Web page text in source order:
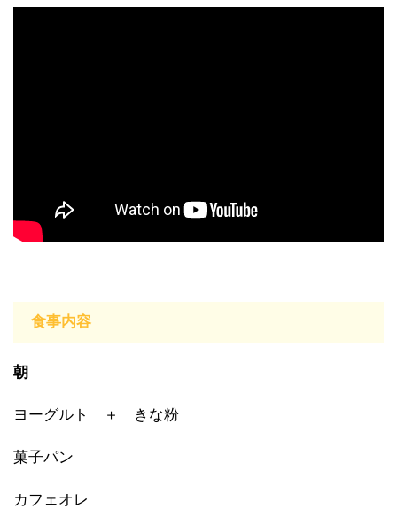
食事内容
朝
ヨーグルト ＋ きな粉
菓子パン
カフェオレ